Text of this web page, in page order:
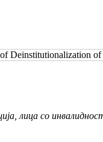
Deinstitutionalization
лица со